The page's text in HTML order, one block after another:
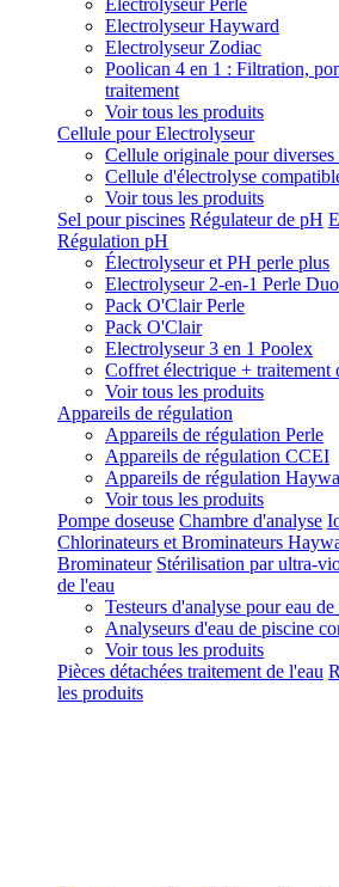
Electrolyseur Perle
Electrolyseur Hayward
Electrolyseur Zodiac
Poolican 4 en 1 : Filtration,
traitement
Voir tous les produits
Cellule pour Electrolyseur
Cellule originale pour diverses
Cellule d'électrolyse
Voir tous les produits
Sel pour piscines Régulateur de pH
Régulation pH
Électrolyseur et PH perle plus
Electrolyseur 2-en-1 Perle Duo
Pack O'Clair Perle
Pack O'Clair
Electrolyseur 3 en 1 Poolex
Coffret électrique + traitement
Voir tous les produits
Appareils de régulation
Appareils de régulation Perle
Appareils de régulation CCEI
Appareils de régulation
Voir tous les produits
Pompe doseuse Chambre d'analyse
Chlorinateurs et Brominateurs
Brominateur Stérilisation par ultra-
de l'eau
Testeurs d'analyse pour eau
Analyseurs d'eau de piscine
Voir tous les produits
Pièces détachées traitement de l'eau
les produits